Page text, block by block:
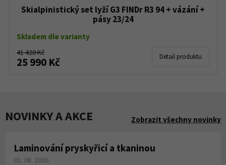
Skialpinistický set lyží G3 FINDr R3 94 + vázání +
pásy 23/24
Skladem dle varianty
41 420 Kč
25 990 Kč Detail produktu
NOVINKY A AKCE Zobrazit všechny novinky
Laminování pryskyřicí a tkaninou
01. 08. 2026